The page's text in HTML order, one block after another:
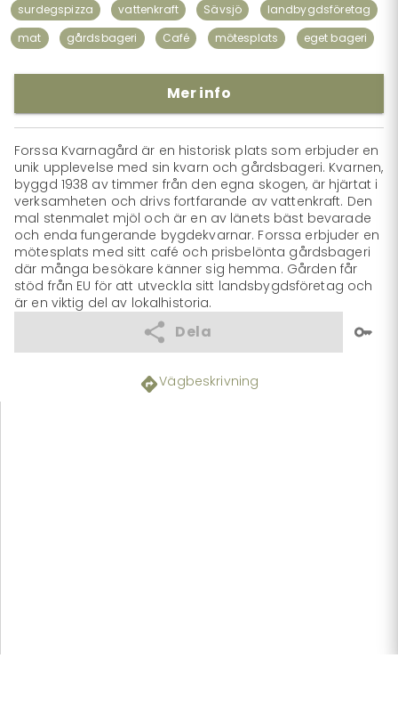
surdegspizza
vattenkraft Sävsjö
landbygdsföretag
mat
gårdsbageri Café mötesplats eget bageri
Mer info
Forssa Kvarnagård är en historisk plats som erbjuder en
unik upplevelse med sin kvarn och gårdsbageri. Kvarnen,
byggd 1938 av timmer från den egna skogen, är hjärtat i
verksamheten och drivs fortfarande av vattenkraft. Den
mal stenmalet mjöl och är en av länets bäst bevarade
och enda fungerande bygdekvarnar. Forssa erbjuder en
mötesplats med sitt café och prisbelönta gårdsbageri
där många besökare känner sig hemma. Gården får
stöd från EU för att utveckla sitt landsbygdsföretag och
är en viktig del av lokalhistoria.
Dela
Vägbeskrivning